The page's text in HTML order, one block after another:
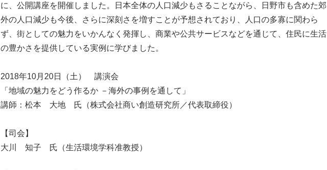
に、公開講座を開催しました。日本全体の人口減少もさることながら、日野市も含めた郊
外の人口減少も今後、さらに深刻さを増すことが予想されており、人口の多寡に関わら
ず、街としての魅力をいかんなく発揮し、商業や公共サービスなどを通じて、住民に生活
の豊かさを提供している実例に学びました。
2018年10月20日（土） 講演会
「地域の魅力をどう作るか －海外の事例を通して」
講師：松本 大地 氏（株式会社商い創造研究所／代表取締役）
【司会】
大川 知子 氏（生活環境学科准教授）